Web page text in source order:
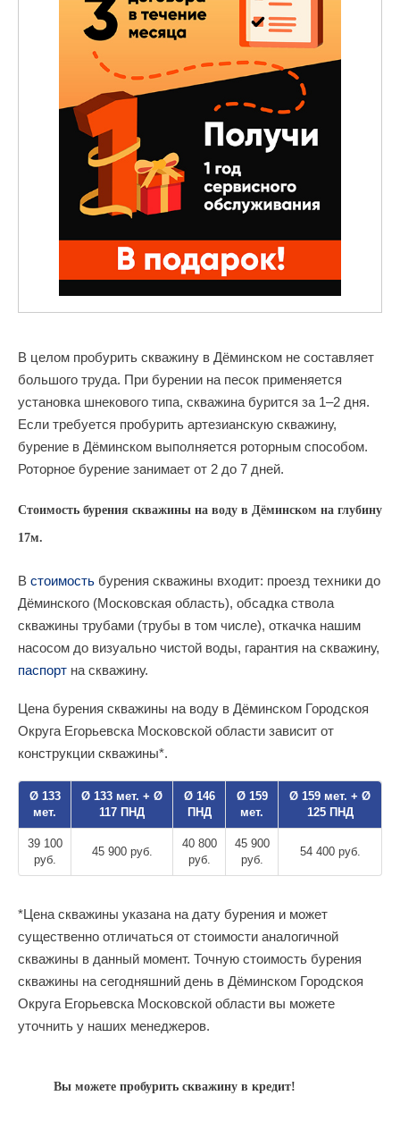
В целом пробурить скважину в Дёминском не составляет
большого труда. При бурении на песок применяется
установка шнекового типа, скважина бурится за 1–2 дня.
Если требуется пробурить артезианскую скважину,
бурение в Дёминском выполняется роторным способом.
Роторное бурение занимает от 2 до 7 дней.
Стоимость бурения скважины на воду в Дёминском на глубину
17м.
В стоимость бурения скважины входит: проезд техники до
Дёминского (Московская область), обсадка ствола
скважины трубами (трубы в том числе), откачка нашим
насосом до визуально чистой воды, гарантия на скважину,
паспорт на скважину.
Цена бурения скважины на воду в Дёминском Городскоя
Округа Егорьевска Московской области зависит от
конструкции скважины*.
Ø 133
мет.
Ø 133 мет. + Ø
117 ПНД
Ø 146
ПНД
Ø 159
мет.
Ø 159 мет. + Ø
125 ПНД
39 100
руб.
45 900 руб.
40 800
руб.
45 900
руб.
54 400 руб.
*Цена скважины указана на дату бурения и может
существенно отличаться от стоимости аналогичной
скважины в данный момент. Точную стоимость бурения
скважины на сегодняшний день в Дёминском Городскоя
Округа Егорьевска Московской области вы можете
уточнить у наших менеджеров.
Вы можете пробурить скважину в кредит!